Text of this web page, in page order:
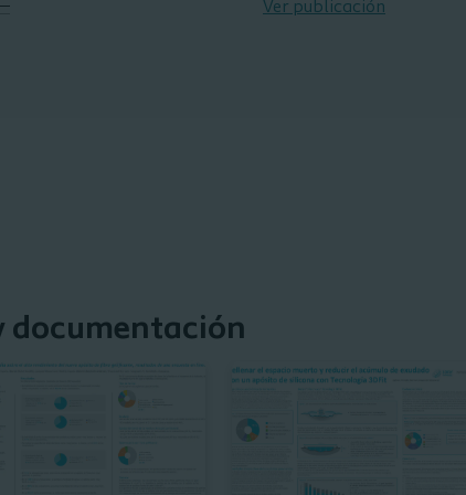
Ver publicación
documentación
Ver publicación